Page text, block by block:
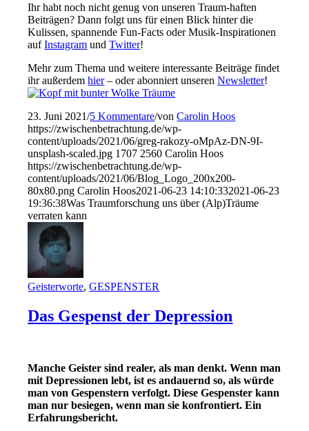
Ihr habt noch nicht genug von unseren Traum-haften
Beiträgen? Dann folgt uns für einen Blick hinter die
Kulissen, spannende Fun-Facts oder Musik-Inspirationen
aufInstagram undTwitter!
Mehr zum Thema und weitere interessante Beiträge findet
ihr außerdemhier– oder abonniert unserenNewsletter!
23. Juni 2021/5 Kommentare/vonCarolin Hoos
https://zwischenbetrachtung.de/wp-
content/uploads/2021/06/greg-rakozy-oMpAz-DN-9I-
unsplash-scaled.jpg 1707 2560 Carolin Hoos
https://zwischenbetrachtung.de/wp-
content/uploads/2021/06/Blog_Logo_200x200-
80x80.png Carolin Hoos2021-06-23 14:10:332021-06-23
19:36:38Was Traumforschung uns über (Alp)Träume
verraten kann
Geisterworte,GESPENSTER
Das Gespenst der Depression
Manche Geister sind realer, als man denkt. Wenn man
mit Depressionen lebt, ist es andauernd so, als würde
man von Gespenstern verfolgt. Diese Gespenster kann
man nur besiegen, wenn man sie konfrontiert. Ein
Erfahrungsbericht.